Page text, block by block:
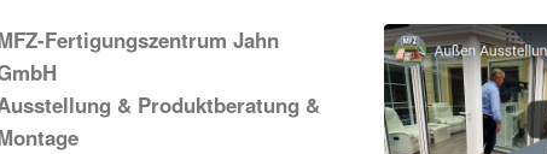
Fertigungszentrum Jahn
& Produktberatung &